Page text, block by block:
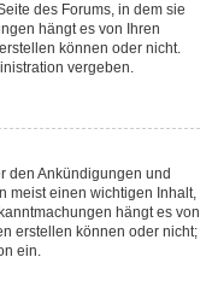
des Forums, in dem sie
hängt es von Ihren
können oder nicht.
vergeben.
den Ankündigungen und
meist einen wichtigen Inhalt,
hängt es von
erstellen können oder nicht;
ein.